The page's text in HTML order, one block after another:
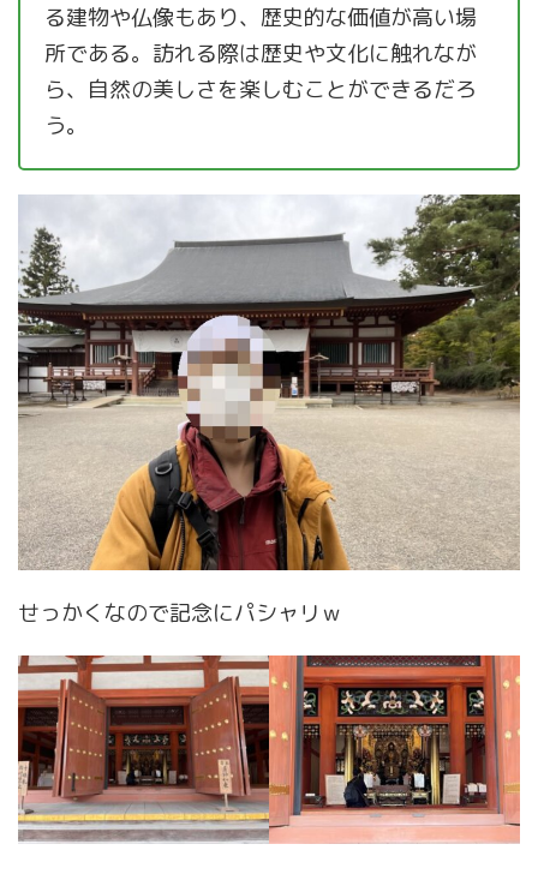
る建物や仏像もあり、歴史的な価値が高い場
所である。訪れる際は歴史や文化に触れなが
ら、自然の美しさを楽しむことができるだろ
う。
せっかくなので記念にパシャリｗ